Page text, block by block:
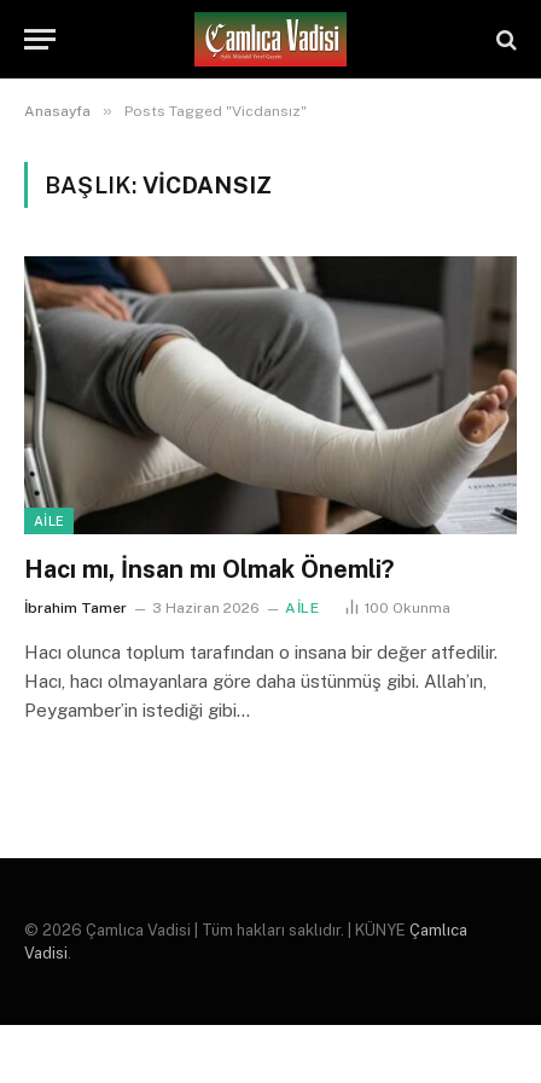
Anasayfa » Posts Tagged "Vicdansız"
BAŞLIK: VICDANSIZ
AİLE
Hacı mı, İnsan mı Olmak Önemli?
İbrahim Tamer 3 Haziran 2026 AİLE 100 Okunma
Hacı olunca toplum tarafından o insana bir değer atfedilir.
Hacı, hacı olmayanlara göre daha üstünmüş gibi. Allah’ın,
Peygamber’in istediği gibi…
© 2026 Çamlıca Vadisi | Tüm hakları saklıdır. | KÜNYE Çamlıca
Vadisi